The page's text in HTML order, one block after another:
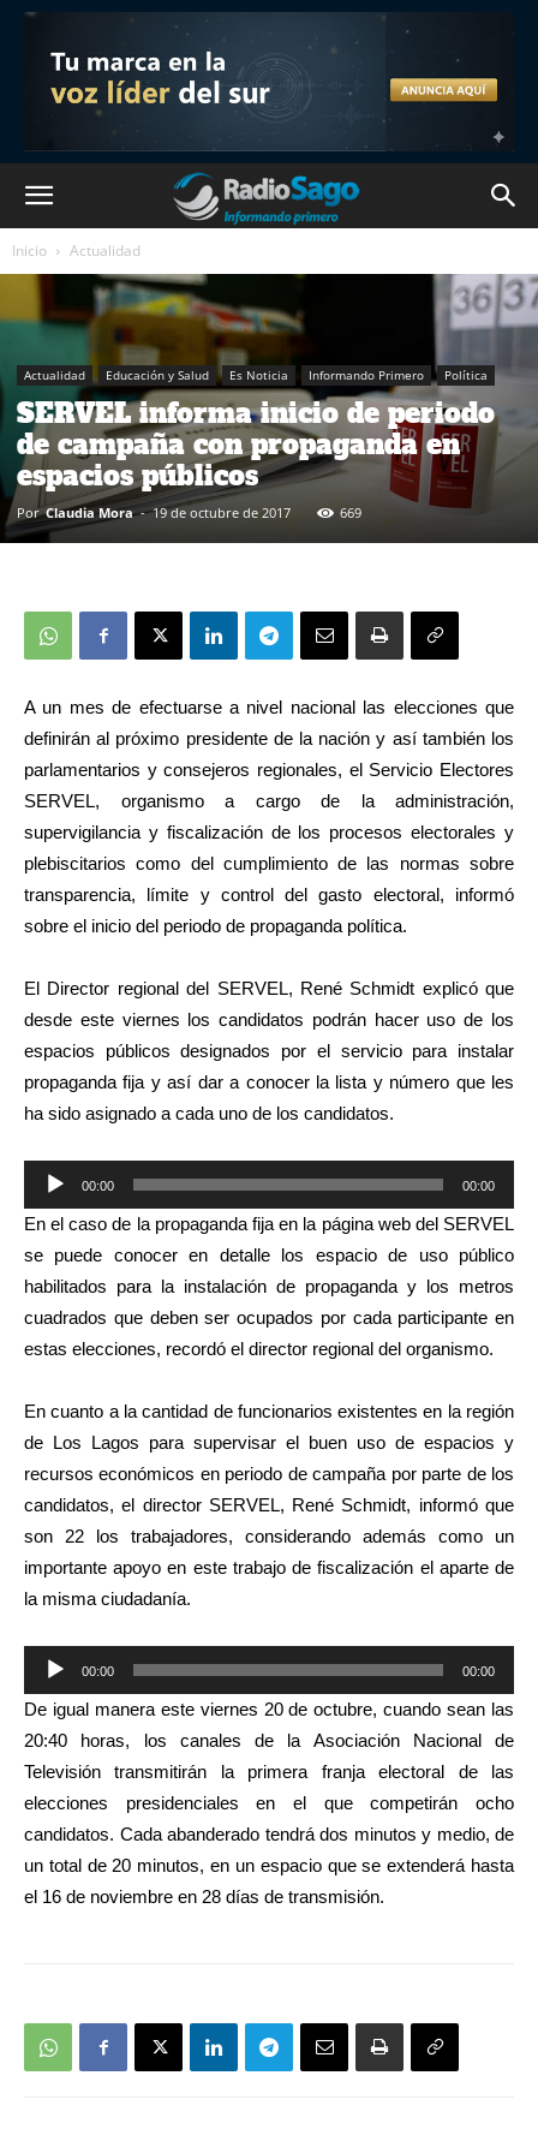
Inicio Actualidad
Actualidad Educación y Salud Es Noticia Informando Primero Política
SERVEL informa inicio de periodo
de campaña con propaganda en
espacios públicos
Por Claudia Mora - 19 de octubre de 2017 669
A un mes de efectuarse a nivel nacional las elecciones que
definirán al próximo presidente de la nación y así también los
parlamentarios y consejeros regionales, el Servicio Electores
SERVEL, organismo a cargo de la administración,
supervigilancia y fiscalización de los procesos electorales y
plebiscitarios como del cumplimiento de las normas sobre
transparencia, límite y control del gasto electoral, informó
sobre el inicio del periodo de propaganda política.
El Director regional del SERVEL, René Schmidt explicó que
desde este viernes los candidatos podrán hacer uso de los
espacios públicos designados por el servicio para instalar
propaganda fija y así dar a conocer la lista y número que les
ha sido asignado a cada uno de los candidatos.
Reproductor
de
audio
00:00 00:00
En el caso de la propaganda fija en la página web del SERVEL
se puede conocer en detalle los espacio de uso público
habilitados para la instalación de propaganda y los metros
cuadrados que deben ser ocupados por cada participante en
estas elecciones, recordó el director regional del organismo.
En cuanto a la cantidad de funcionarios existentes en la región
de Los Lagos para supervisar el buen uso de espacios y
recursos económicos en periodo de campaña por parte de los
candidatos, el director SERVEL, René Schmidt, informó que
son 22 los trabajadores, considerando además como un
importante apoyo en este trabajo de fiscalización el aparte de
la misma ciudadanía.
Reproductor
de
audio
00:00 00:00
De igual manera este viernes 20 de octubre, cuando sean las
20:40 horas, los canales de la Asociación Nacional de
Televisión transmitirán la primera franja electoral de las
elecciones presidenciales en el que competirán ocho
candidatos. Cada abanderado tendrá dos minutos y medio, de
un total de 20 minutos, en un espacio que se extenderá hasta
el 16 de noviembre en 28 días de transmisión.